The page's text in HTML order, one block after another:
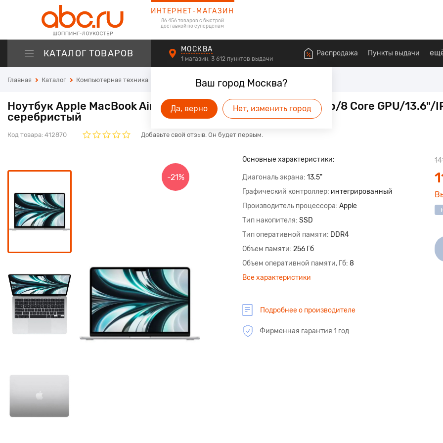
ИНТЕРНЕТ-МАГАЗИН
86 456 товаров с быстрой
доставкой по суперценам
КАТАЛОГ ТОВАРОВ
Ваш город Москва?
Да, верно Нет, изменить город
МОСКВА
1 магазин, 3 612 пунктов выдачи
Распродажа Пункты выдачи
Главная Каталог Компьютерная техника
Ноутбук Apple MacBook Air A2681 (M2 8 Core/8Gb/SSD256Gb/8 Core GPU/
серебристый
Код товара: 412870 Добавьте свой отзыв. Он будет первым.
-21%
Основные характеристики:
Диагональ экрана 13.5"
Графический контроллер интегрированный
Производитель процессора Apple
Тип накопителя SSD
Тип оперативной памяти DDR4
Объем памяти 256 Гб
Объем оперативной памяти, Гб 8
Все характеристики
Подробнее о производителе
Фирменная гарантия 1 год